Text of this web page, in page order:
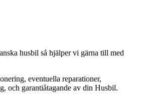
husbil så hjälper vi gärna till med
eventuella reparationer,
och garantiåtagande av din Husbil.